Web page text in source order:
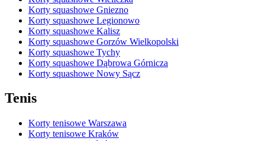
Korty squashowe Gniezno
Korty squashowe Legionowo
Korty squashowe Kalisz
Korty squashowe Gorzów Wielkopolski
Korty squashowe Tychy
Korty squashowe Dąbrowa Górnicza
Korty squashowe Nowy Sącz
Tenis
Korty tenisowe Warszawa
Korty tenisowe Kraków